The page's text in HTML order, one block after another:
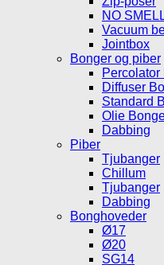
NO
Vacuum
Jointbox
Bonger og piber
Percolator
Diffuser
Standard
Olie
Dabbing
Piber
Tjubanger
Chillum
Tjubanger
Dabbing
Bonghoveder
Ø17
Ø20
SG14